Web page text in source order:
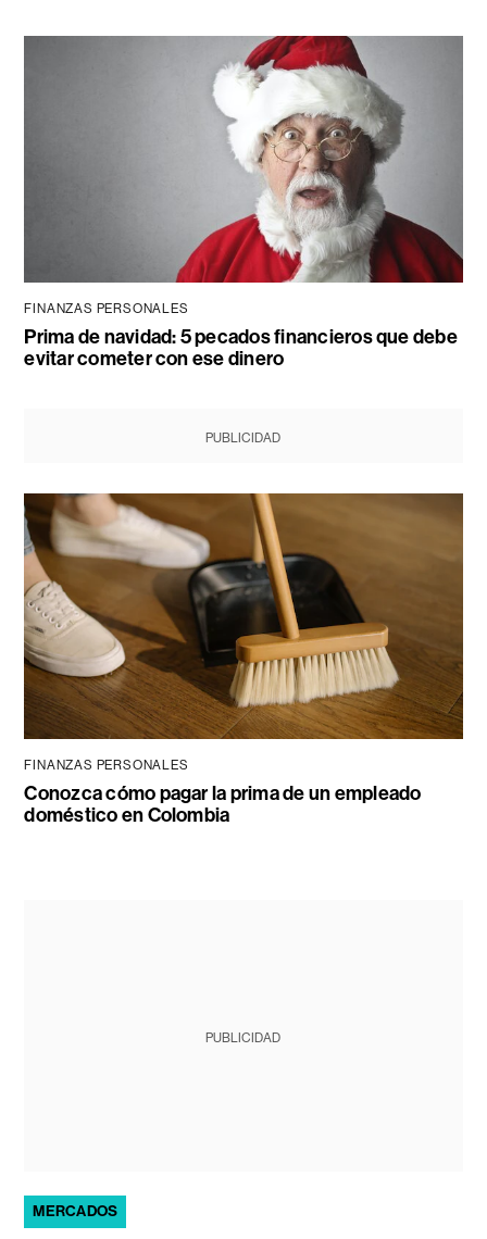
FINANZAS PERSONALES
Prima de navidad: 5 pecados financieros que debe
evitar cometer con ese dinero
PUBLICIDAD
FINANZAS PERSONALES
Conozca cómo pagar la prima de un empleado
doméstico en Colombia
PUBLICIDAD
MERCADOS